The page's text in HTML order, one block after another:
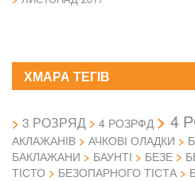
ХМАРА ТЕГІВ
3 РОЗРЯД 4 РОЗРФД 4
АКЛАЖАНІВ
АЧКОВІ ОЛАДКИ
БАКЛАЖАНИ
БАУНТІ БЕЗЕ
ТІСТО
БЕЗОПАРНОГО ТІСТА